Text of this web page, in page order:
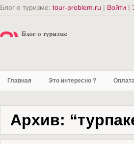
Блог о туризме: tour-problem.ru | Войти |
Главная Это интересно ?
Архив: